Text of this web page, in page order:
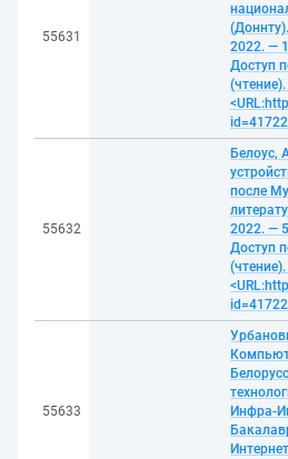
55631
2022. —
Доступ
55632
Белоус,
после
2022. —
Доступ
55633
Инфра-